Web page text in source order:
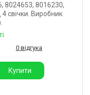
8024653, 8016230,
свічки. Виробник
0 відгука
Купити